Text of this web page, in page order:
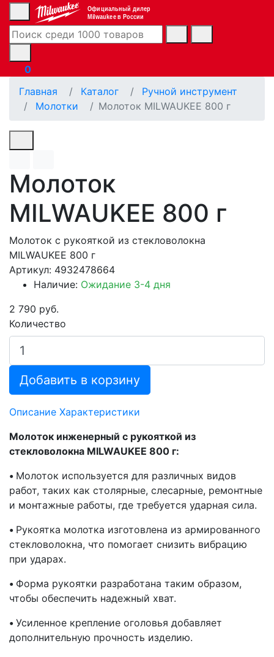
Официальный дилер
Milwaukee в России
0
Главная
Каталог
Ручной инструмент
Молотки
Молоток MILWAUKEE 800 г
Молоток
MILWAUKEE 800 г
Молоток с рукояткой из стекловолокна
MILWAUKEE 800 г
Артикул: 4932478664
Наличие: Ожидание 3-4 дня
2 790 руб.
Количество
Добавить в корзину
Описание Характеристики
Молоток инженерный с рукояткой из
стекловолокна MILWAUKEE 800 г:
• Молоток используется для различных видов
работ, таких как столярные, слесарные, ремонтные
и монтажные работы, где требуется ударная сила.
• Рукоятка молотка изготовлена из армированного
стекловолокна, что помогает снизить вибрацию
при ударах.
• Форма рукоятки разработана таким образом,
чтобы обеспечить надежный хват.
• Усиленное крепление оголовья добавляет
дополнительную прочность изделию.